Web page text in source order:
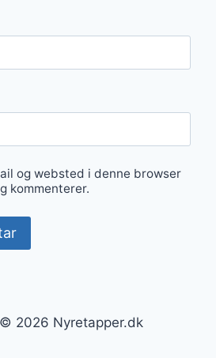
og websted i denne browser
kommenterer.
2026 Nyretapper.dk